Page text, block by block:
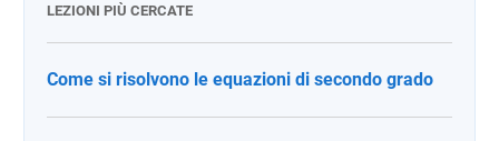
LEZIONI PIÙ CERCATE
Come si risolvono le equazioni di secondo grado